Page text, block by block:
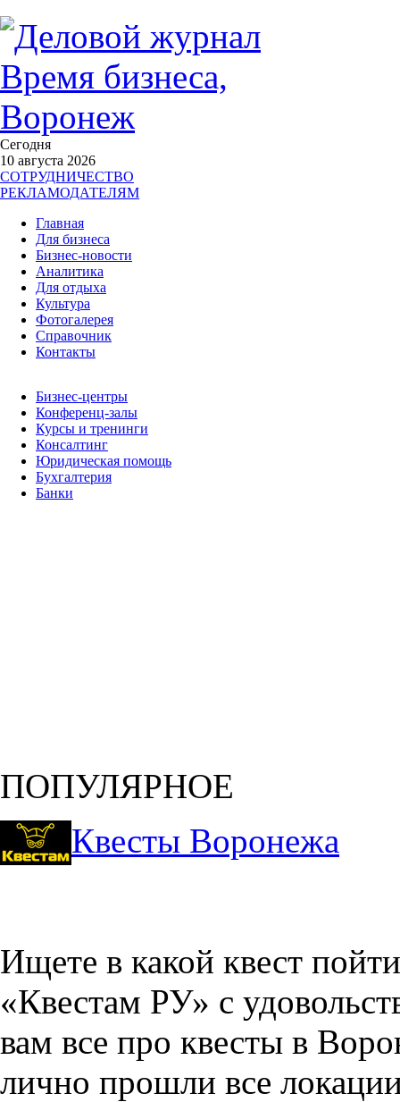
Сегодня
10 августа 2026
СОТРУДНИЧЕСТВО
РЕКЛАМОДАТЕЛЯМ
Главная
Для бизнеса
Бизнес-новости
Аналитика
Для отдыха
Культура
Фотогалерея
Справочник
Контакты
Бизнес-центры
Конференц-залы
Курсы и тренинги
Консалтинг
Юридическая помощь
Бухгалтерия
Банки
ПОПУЛЯРНОЕ
Квесты Воронежа
Ищете в какой квест
«Квестам РУ» с
вам все про квесты в
лично прошли все